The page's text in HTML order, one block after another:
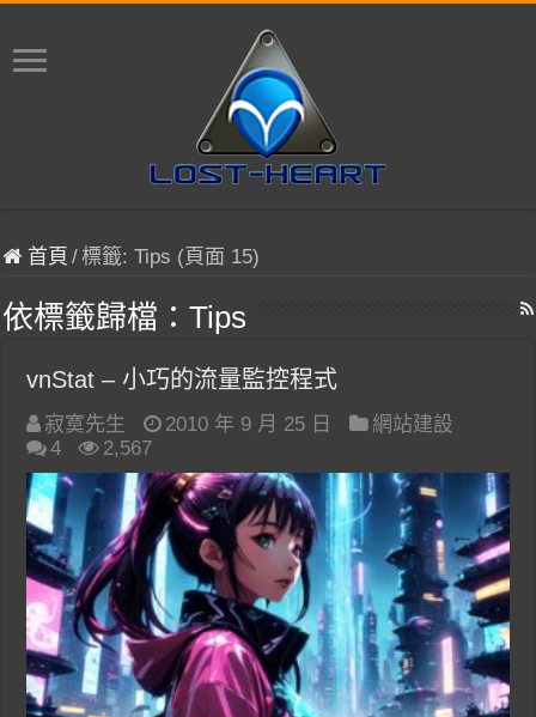
首頁 /標籤:Tips (頁面 15)
依標籤歸檔：Tips
vnStat – 小巧的流量監控程式
寂寞先生 2010 年 9 月 25 日
網站建設
4
2,567